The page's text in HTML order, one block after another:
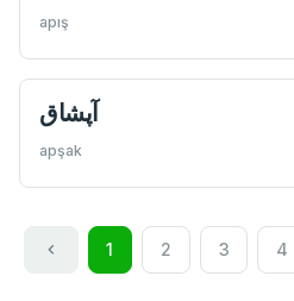
apış
آپشاق
apşak
1 2 3 4